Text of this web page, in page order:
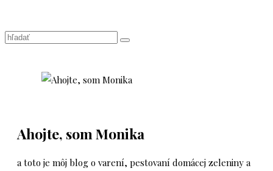
Ahojte, som Monika
a toto je môj blog o varení, pestovaní domácej zeleniny a